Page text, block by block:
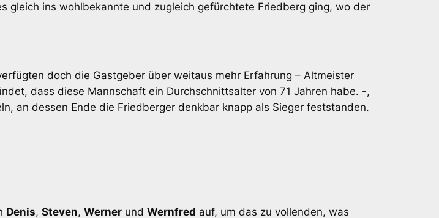
gleich ins wohlbekannte und zugleich gefürchtete Friedberg ging, wo der
doch die Gastgeber über weitaus mehr Erfahrung – Altmeister
dass diese Mannschaft ein Durchschnittsalter von 71 Jahren habe. -,
an dessen Ende die Friedberger denkbar knapp als Sieger feststanden.
Denis, Steven, Werner und Wernfred auf, um das zu vollenden, was